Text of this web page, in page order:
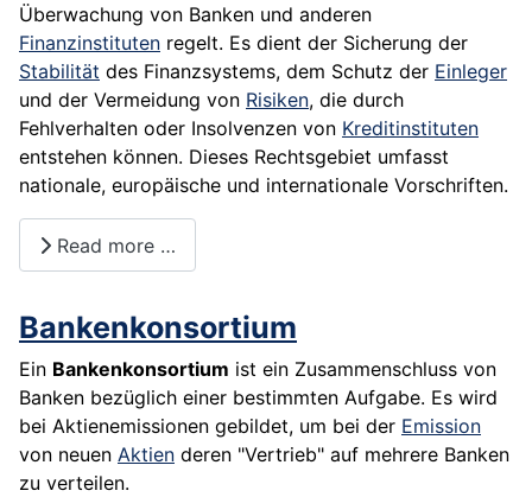
Überwachung von Banken und anderen
Finanzinstituten regelt. Es dient der Sicherung der
Stabilität des Finanzsystems, dem Schutz der Einleger
und der Vermeidung von Risiken, die durch
Fehlverhalten oder Insolvenzen von Kreditinstituten
entstehen können. Dieses Rechtsgebiet umfasst
nationale, europäische und internationale Vorschriften.
Read more …
Bankenkonsortium
Ein Bankenkonsortium ist ein Zusammenschluss von
Banken bezüglich einer bestimmten Aufgabe. Es wird
bei Aktienemissionen gebildet, um bei der Emission
von neuen Aktien deren "Vertrieb" auf mehrere Banken
zu verteilen.